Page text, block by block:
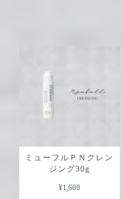
ミューフルＰＮクレン
ジング30g
¥1,600